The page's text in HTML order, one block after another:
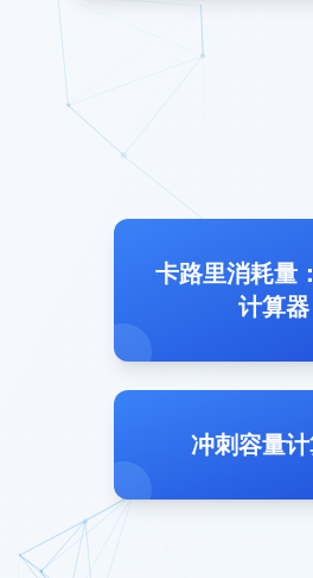
卡路里消耗量
计算器
冲刺容量